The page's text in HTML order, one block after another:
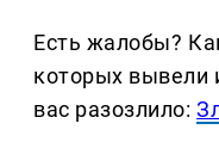
Есть жалобы?
которых вывели
вас разозлило: